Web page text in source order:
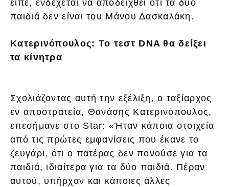
είπε, ενδέχεται να αποδειχθεί ότι τα δύο
παιδιά δεν είναι του Μάνου Δασκαλάκη.
Κατερινόπουλος: Το τεστ DNA θα δείξει
τα κίνητρα
Σχολιάζοντας αυτή την εξέλιξη, ο ταξίαρχος
εν αποστρατεία, Θανάσης Κατερινόπουλος,
επεσήμανε στο Star: «Ήταν κάποια στοιχεία
από τις πρώτες εμφανίσεις που έκανε το
ζευγάρι, ότι ο πατέρας δεν πονούσε για τα
παιδιά, ιδιαίτερα για τα δύο παιδιά. Πέραν
αυτού, υπήρχαν και κάποιες άλλες